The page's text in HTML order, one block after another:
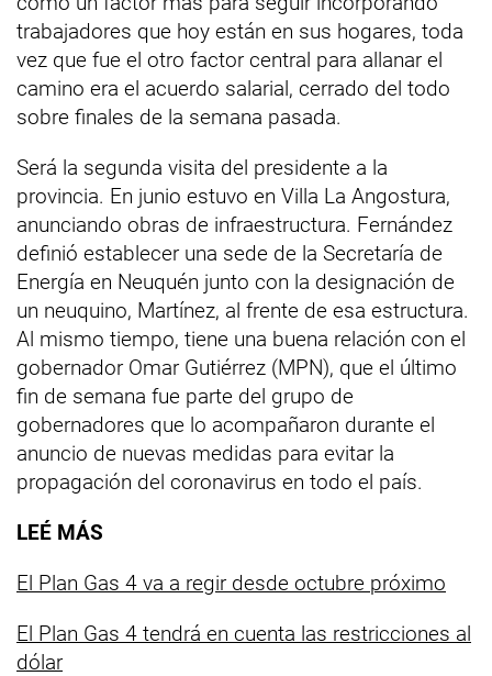
trabajadores que hoy están en sus hogares, toda
vez que fue el otro factor central para allanar el
camino era el acuerdo salarial, cerrado del todo
sobre finales de la semana pasada.
Será la segunda visita del presidente a la
provincia. En junio estuvo en Villa La Angostura,
anunciando obras de infraestructura. Fernández
definió establecer una sede de la Secretaría de
Energía en Neuquén junto con la designación de
un neuquino, Martínez, al frente de esa estructura.
Al mismo tiempo, tiene una buena relación con el
gobernador Omar Gutiérrez (MPN), que el último
fin de semana fue parte del grupo de
gobernadores que lo acompañaron durante el
anuncio de nuevas medidas para evitar la
propagación del coronavirus en todo el país.
LEÉ MÁS
El Plan Gas 4 va a regir desde octubre próximo
El Plan Gas 4 tendrá en cuenta las restricciones al
dólar